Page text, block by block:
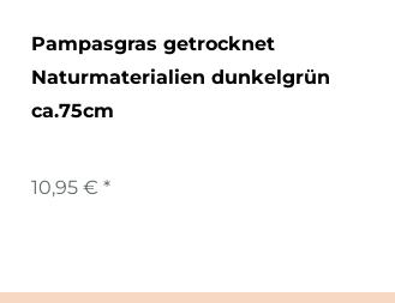
Pampasgras getrocknet
Naturmaterialien dunkelgrün
ca.75cm
10,95 € *